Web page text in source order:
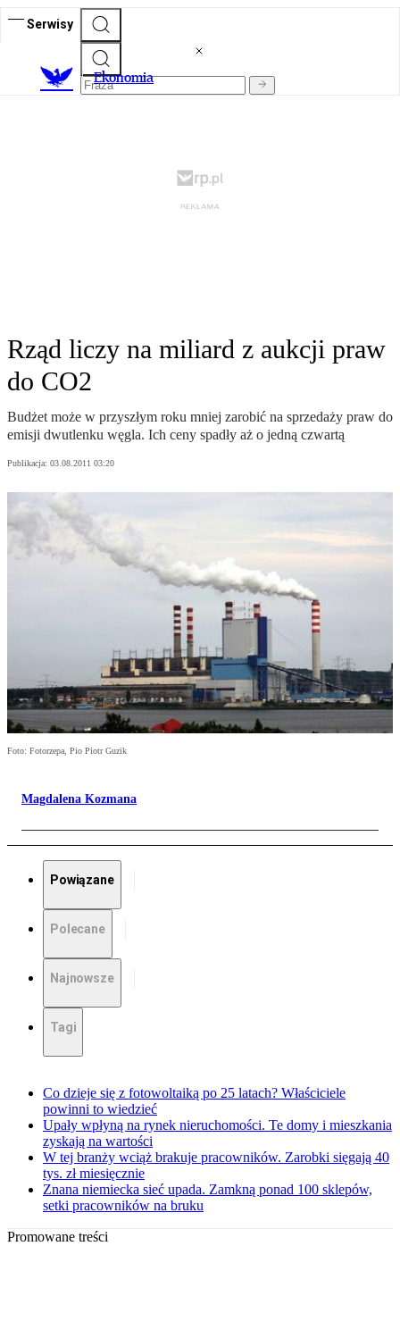
Serwisy
Ekonomia
Rząd liczy na miliard z aukcji praw
do CO2
Budżet może w przyszłym roku mniej zarobić na sprzedaży praw do
emisji dwutlenku węgla. Ich ceny spadły aż o jedną czwartą
Publikacja: 03.08.2011 03:20
Foto: Fotorzepa, Pio Piotr Guzik
Magdalena Kozmana
Powiązane
Polecane
Najnowsze
Tagi
Co dzieje się z fotowoltaiką po 25 latach? Właściciele
powinni to wiedzieć
Upały wpłyną na rynek nieruchomości. Te domy i mieszkania
zyskają na wartości
W tej branży wciąż brakuje pracowników. Zarobki sięgają 40
tys. zł miesięcznie
Znana niemiecka sieć upada. Zamkną ponad 100 sklepów,
setki pracowników na bruku
Promowane treści